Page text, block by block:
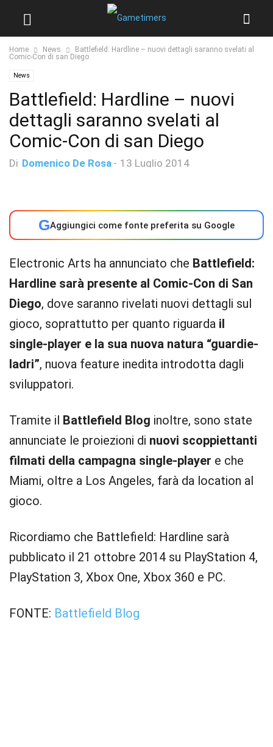
Home News
Battlefield: Hardline – nuovi dettagli saranno svelati al
Comic-Con di san Diego
News
Battlefield: Hardline – nuovi
dettagli saranno svelati al
Comic-Con di san Diego
Di Domenico De Rosa - 13 Luglio 2014
GAggiungici come fonte preferita su Google
Electronic Arts ha annunciato che Battlefield:
Hardline sarà presente al Comic-Con di San
Diego, dove saranno rivelati nuovi dettagli sul
gioco, soprattutto per quanto riguarda il
single-player e la sua nuova natura “guardie-
ladri”, nuova feature inedita introdotta dagli
sviluppatori.
Tramite il Battlefield Blog inoltre, sono state
annunciate le proiezioni di nuovi scoppiettanti
filmati della campagna single-player e che
Miami, oltre a Los Angeles, farà da location al
gioco.
Ricordiamo che Battlefield: Hardline sarà
pubblicato il 21 ottobre 2014 su PlayStation 4,
PlayStation 3, Xbox One, Xbox 360 e PC.
FONTE: Battlefield Blog